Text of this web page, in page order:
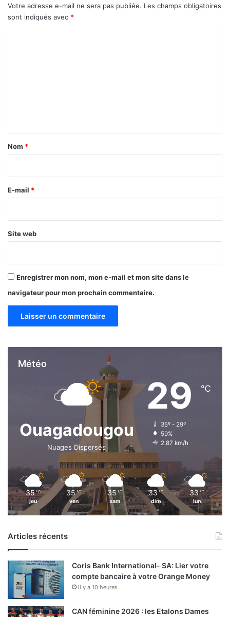
e
r
3
%
Votre adresse e-mail ne sera pas publiée. Les champs obligatoires
sont indiqués avec *
a
e
Nom *
E-mail *
Site web
Enregistrer mon nom, mon e-mail et mon site dans le
navigateur pour mon prochain commentaire.
Météo
Ouagadougou
Nuages Dispersés
29 ℃
35º - 29º
59%
2.87 km/h
35 ℃
jeu
35 ℃
ven
35 ℃
sam
33 ℃
dim
33 ℃
lun
Articles récents
Coris Bank International- SA: Lier votre
compte bancaire à votre Orange Money
il y a 10 heures
CAN féminine 2026 : les Etalons Dames